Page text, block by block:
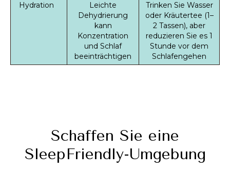
Hydration
Leichte
Dehydrierung
kann
Konzentration
und Schlaf
beeinträchtigen
Trinken Sie Wasser
oder Kräutertee (1–
2 Tassen), aber
reduzieren Sie es 1
Stunde vor dem
Schlafengehen
Schaffen Sie eine
SleepFriendly-Umgebung